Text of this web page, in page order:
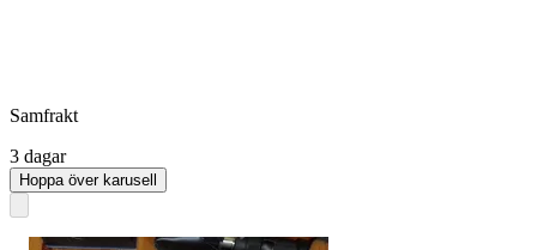
Samfrakt
3 dagar
Hoppa över karusell